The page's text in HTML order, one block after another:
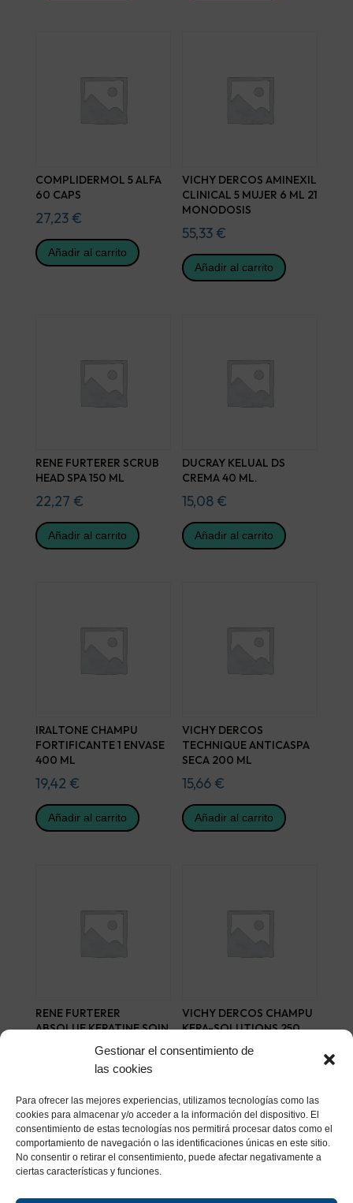
Gestionar el consentimiento de
las cookies
Para ofrecer las mejores experiencias, utilizamos tecnologías como las
cookies para almacenar y/o acceder a la información del dispositivo. El
consentimiento de estas tecnologías nos permitirá procesar datos como el
comportamiento de navegación o las identificaciones únicas en este sitio.
No consentir o retirar el consentimiento, puede afectar negativamente a
ciertas características y funciones.
COMPLIDERMOL 5 ALFA
60 CAPS
27,23 €
Añadir al carrito
VICHY DERCOS AMINEXIL
CLINICAL 5 MUJER 6 ML 21
MONODOSIS
55,33 €
Añadir al carrito
RENE FURTERER SCRUB
HEAD SPA 150 ML
22,27 €
Añadir al carrito
DUCRAY KELUAL DS
CREMA 40 ML.
15,08 €
Añadir al carrito
IRALTONE CHAMPU
FORTIFICANTE 1 ENVASE
400 ML
19,42 €
Añadir al carrito
VICHY DERCOS
TECHNIQUE ANTICASPA
SECA 200 ML
15,66 €
Añadir al carrito
RENE FURTERER
ABSOLUE KERATINE SOIN
SUBLIME 100 ML
Añadir al carrito
VICHY DERCOS CHAMPU
KERA-SOLUTIONS 250
Añadir al carrito